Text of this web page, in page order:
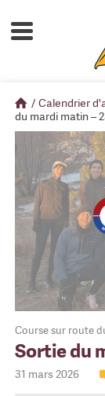
Accueil
Calendrier
Boutique
Devenir membre
/ Calendrier
du mardi matin –
Course sur route
Sortie du
31 mars 2026